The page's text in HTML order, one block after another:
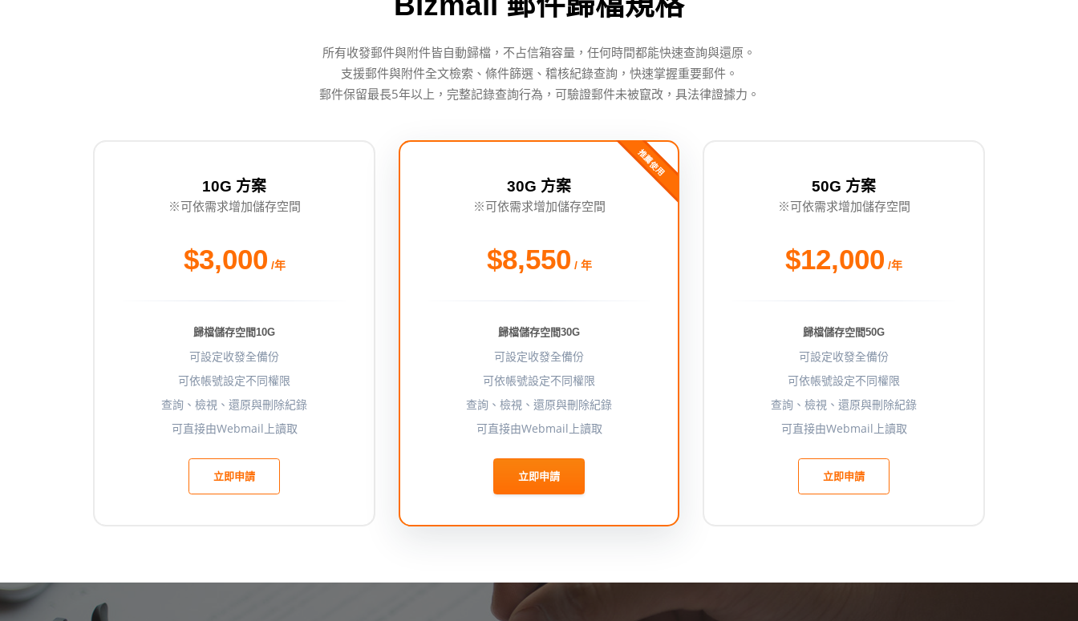
所有收發郵件與附件皆自動歸檔，不占信箱容量，任何時間都能快速查詢與還原。
支援郵件與附件全文檢索、條件篩選、稽核紀錄查詢，快速掌握重要郵件。
郵件保留最長5年以上，完整記錄查詢行為，可驗證郵件未被竄改，具法律證據力。
10G 方案
※可依需求增加儲存空間
$3,000 /年
歸檔儲存空間10G
可設定收發全備份
可依帳號設定不同權限
查詢、檢視、還原與刪除紀錄
可直接由Webmail上讀取
立即申請
30G 方案
推薦使用
※可依需求增加儲存空間
$8,550 / 年
歸檔儲存空間30G
可設定收發全備份
可依帳號設定不同權限
查詢、檢視、還原與刪除紀錄
可直接由Webmail上讀取
立即申請
50G 方案
※可依需求增加儲存空間
$12,000 /年
歸檔儲存空間50G
可設定收發全備份
可依帳號設定不同權限
查詢、檢視、還原與刪除紀錄
可直接由Webmail上讀取
立即申請